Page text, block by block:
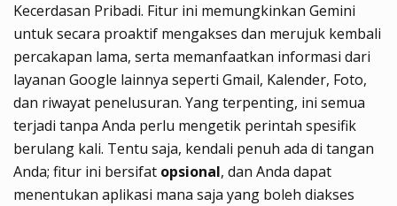
Kecerdasan Pribadi. Fitur ini memungkinkan Gemini
untuk secara proaktif mengakses dan merujuk kembali
percakapan lama, serta memanfaatkan informasi dari
layanan Google lainnya seperti Gmail, Kalender, Foto,
dan riwayat penelusuran. Yang terpenting, ini semua
terjadi tanpa Anda perlu mengetik perintah spesifik
berulang kali. Tentu saja, kendali penuh ada di tangan
Anda; fitur ini bersifat opsional, dan Anda dapat
menentukan aplikasi mana saja yang boleh diakses